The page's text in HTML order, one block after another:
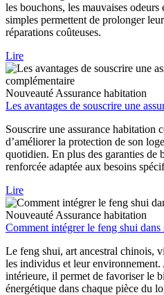
les bouchons, les mauvaises odeurs
simples permettent de prolonger
réparations coûteuses.
Lire
Nouveauté Assurance habitation
Les avantages de souscrire une
Souscrire une assurance habitation
d’améliorer la protection de son
quotidien. En plus des garanties de
renforcée adaptée aux besoins
Lire
Nouveauté Assurance habitation
Comment intégrer le feng shui
Le feng shui, art ancestral chinois,
les individus et leur
intérieure, il permet de favoriser le
énergétique dans chaque pièce du